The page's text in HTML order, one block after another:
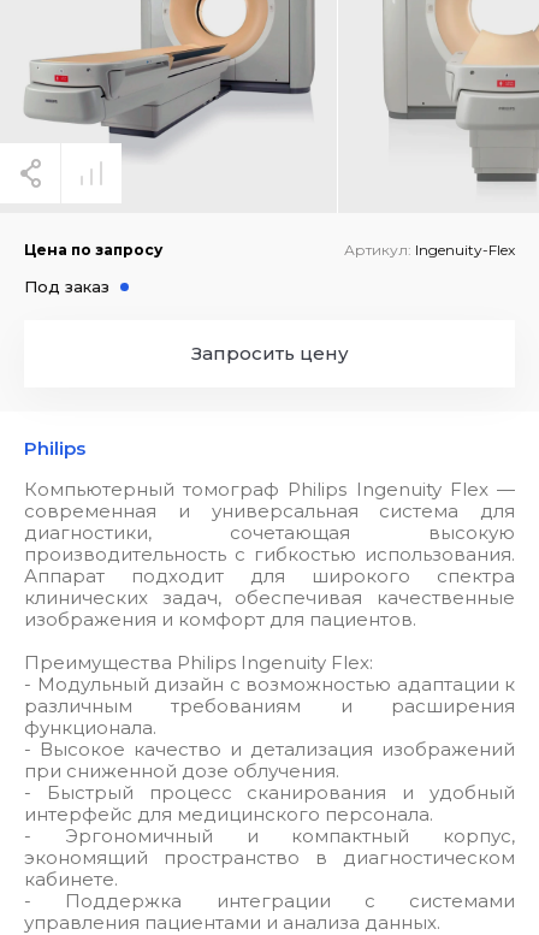
Philips
Компьютерный томограф Philips Ingenuity Flex —
современная и универсальная система для
диагностики, сочетающая высокую
производительность с гибкостью использования.
Аппарат подходит для широкого спектра
клинических задач, обеспечивая качественные
изображения и комфорт для пациентов.
Преимущества Philips Ingenuity Flex:
- Модульный дизайн с возможностью адаптации к
различным требованиям и расширения
функционала.
- Высокое качество и детализация изображений
при сниженной дозе облучения.
- Быстрый процесс сканирования и удобный
интерфейс для медицинского персонала.
- Эргономичный и компактный корпус,
экономящий пространство в диагностическом
кабинете.
- Поддержка интеграции с системами
управления пациентами и анализа данных.
Цена по запросу Артикул: Ingenuity-Flex
Под заказ
Запросить цену